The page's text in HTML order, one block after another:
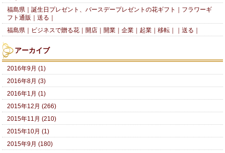
福島県｜誕生日プレゼント、バースデープレゼントの花ギフト｜フラワーギ
フト通販｜送る｜
福島県｜ビジネスで贈る花｜開店｜開業｜企業｜起業｜移転｜｜送る｜
アーカイブ
2016年9月 (1)
2016年8月 (3)
2016年1月 (1)
2015年12月 (266)
2015年11月 (210)
2015年10月 (1)
2015年9月 (180)